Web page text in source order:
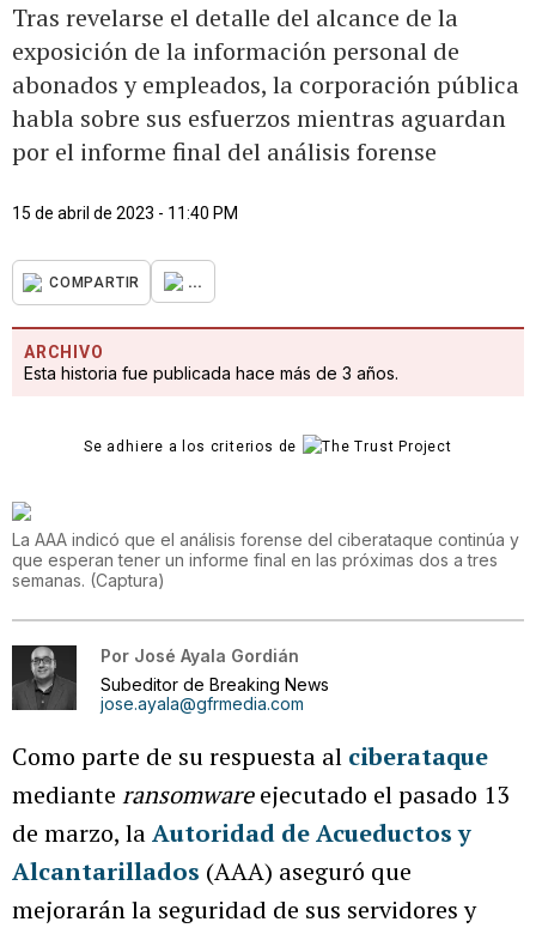
Tras revelarse el detalle del alcance de la
exposición de la información personal de
abonados y empleados, la corporación pública
habla sobre sus esfuerzos mientras aguardan
por el informe final del análisis forense
15 de abril de 2023 - 11:40 PM
COMPARTIR ...
ARCHIVO
Esta historia fue publicada hace más de 3 años.
Se adhiere a los criterios de
La AAA indicó que el análisis forense del ciberataque continúa y
que esperan tener un informe final en las próximas dos a tres
semanas. (Captura)
Por José Ayala Gordián
Subeditor de Breaking News
jose.ayala@gfrmedia.com
Como parte de su respuesta al ciberataque
mediante ransomwareejecutado el pasado 13
de marzo, laAutoridad de Acueductos y
Alcantarillados (AAA) aseguró que
mejorarán la seguridad de sus servidores y